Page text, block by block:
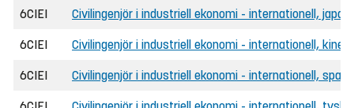
6CIEI Civilingenjör i industriell ekonomi - internationell,
6CIEI Civilingenjör i industriell ekonomi - internationell,
6CIEI Civilingenjör i industriell ekonomi - internationell,